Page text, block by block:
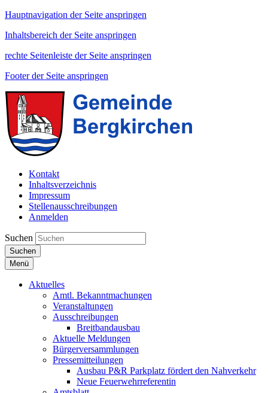
Hauptnavigation der Seite anspringen
Inhaltsbereich der Seite anspringen
rechte Seitenleiste der Seite anspringen
Footer der Seite anspringen
Kontakt
Inhaltsverzeichnis
Impressum
Stellenausschreibungen
Anmelden
Suchen
Suchen
Menü
Aktuelles
Amtl. Bekanntmachungen
Veranstaltungen
Ausschreibungen
Breitbandausbau
Aktuelle Meldungen
Bürgerversammlungen
Pressemitteilungen
Ausbau P&R Parkplatz fördert den Nahverkehr
Neue Feuerwehrreferentin